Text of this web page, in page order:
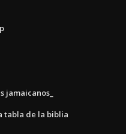
jamaicanos_
tabla de la biblia